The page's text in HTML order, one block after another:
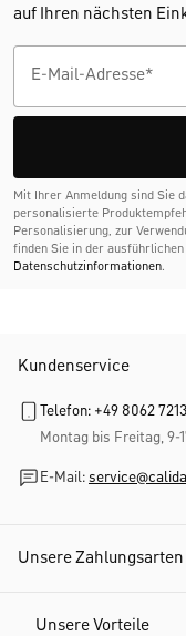
auf Ihren nächsten
Mit Ihrer Anmeldung sind Sie
personalisierte
Personalisierung, zur
finden Sie in der ausführlichen
Datenschutzinformationen.
Kundenservice
Telefon: +49 8062
Montag bis Freitag, 9-
E-Mail:
Unsere Zahlungsarten
Unsere Vorteile